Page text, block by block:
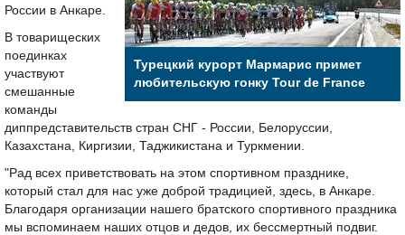
Турецкий курорт Мармарис примет
любительскую гонку Tour de France
России в Анкаре.
В товарищеских
поединках
участвуют
смешанные
команды
диппредставительств стран СНГ - России, Белоруссии,
Казахстана, Киргизии, Таджикистана и Туркмении.
"Рад всех приветствовать на этом спортивном празднике,
который стал для нас уже доброй традицией, здесь, в Анкаре.
Благодаря организации нашего братского спортивного праздника
мы вспоминаем наших отцов и дедов, их бессмертный подвиг.